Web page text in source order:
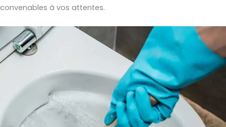
convenables à vos attentes.